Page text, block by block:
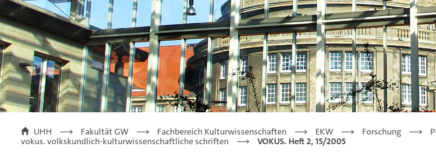
UHH Fakultät GW Fachbereich Kulturwissenschaften EKW Forschung
vokus. volkskundlich-kulturwissenschaftliche schriften
VOKUS. Heft 2, 15/2005